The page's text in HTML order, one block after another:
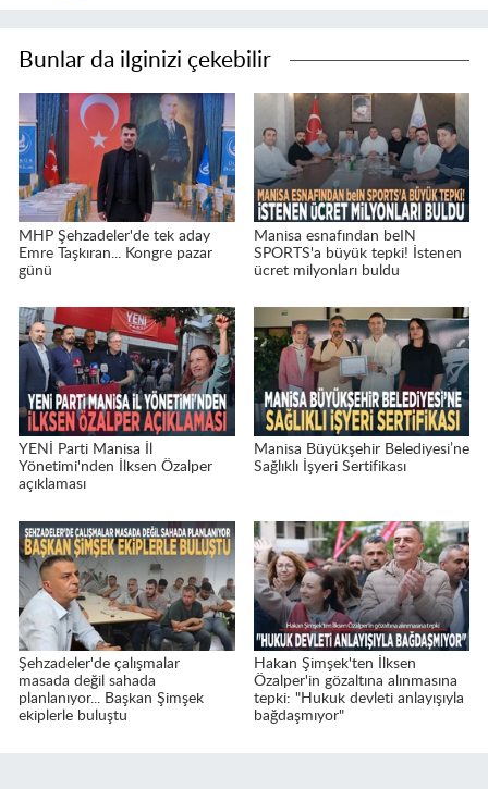
Bunlar da ilginizi çekebilir
MHP Şehzadeler'de tek aday
Emre Taşkıran... Kongre pazar
günü
Manisa esnafından beIN
SPORTS'a büyük tepki! İstenen
ücret milyonları buldu
YENİ Parti Manisa İl
Yönetimi'nden İlksen Özalper
açıklaması
Manisa Büyükşehir Belediyesi’ne
Sağlıklı İşyeri Sertifikası
Şehzadeler'de çalışmalar
masada değil sahada
planlanıyor... Başkan Şimşek
ekiplerle buluştu
Hakan Şimşek'ten İlksen
Özalper'in gözaltına alınmasına
tepki: "Hukuk devleti anlayışıyla
bağdaşmıyor"